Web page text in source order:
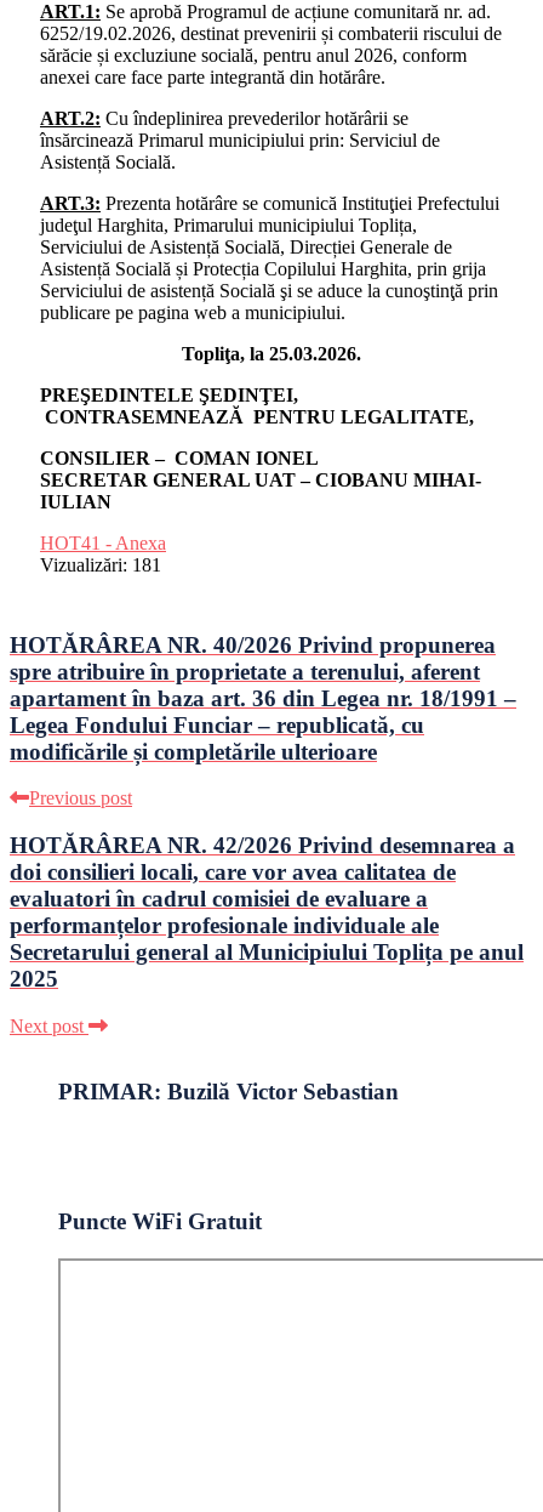
ART.1: Se aprobă Programul de acțiune comunitară nr. ad.
6252/19.02.2026, destinat prevenirii și combaterii riscului de
sărăcie și excluziune socială, pentru anul 2026, conform
anexei care face parte integrantă din hotărâre.
ART.2: Cu îndeplinirea prevederilor hotărârii se
însărcinează Primarul municipiului prin: Serviciul de
Asistență Socială.
ART.3: Prezenta hotărâre se comunică Instituţiei Prefectului
judeţul Harghita, Primarului municipiului Toplița,
Serviciului de Asistență Socială, Direcției Generale de
Asistență Socială și Protecția Copilului Harghita, prin grija
Serviciului de asistență Socială şi se aduce la cunoştinţă prin
publicare pe pagina web a municipiului.
Topliţa, la 25.03.2026.
PREŞEDINTELE ŞEDINŢEI,
CONTRASEMNEAZĂ PENTRU LEGALITATE,
CONSILIER – COMAN IONEL
SECRETAR GENERAL UAT – CIOBANU MIHAI-
IULIAN
HOT41 - Anexa
Vizualizări: 181
HOTĂRÂREA NR. 40/2026 Privind propunerea
spre atribuire în proprietate a terenului, aferent
apartament în baza art. 36 din Legea nr. 18/1991 –
Legea Fondului Funciar – republicată, cu
modificările și completările ulterioare
Previous post
HOTĂRÂREA NR. 42/2026 Privind desemnarea a
doi consilieri locali, care vor avea calitatea de
evaluatori în cadrul comisiei de evaluare a
performanțelor profesionale individuale ale
Secretarului general al Municipiului Toplița pe anul
2025
Next post
PRIMAR: Buzilă Victor Sebastian
Puncte WiFi Gratuit